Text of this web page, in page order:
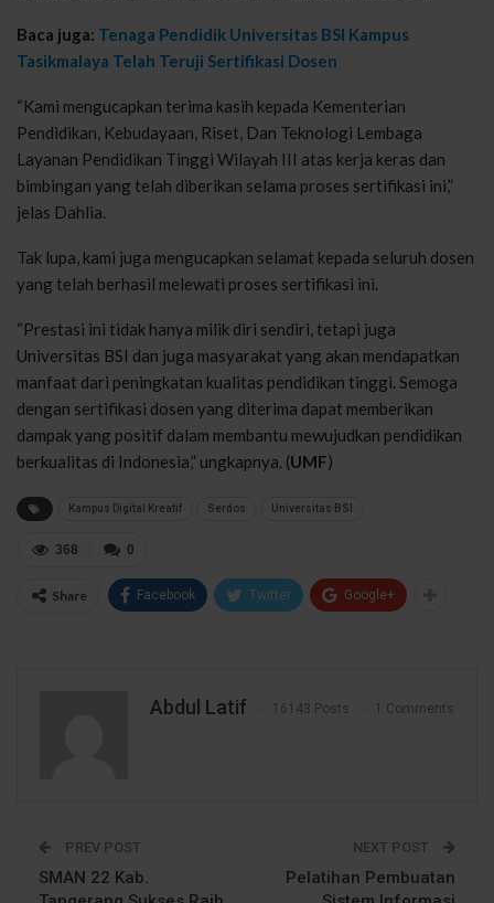
Baca juga: Tenaga Pendidik Universitas BSI Kampus
Tasikmalaya Telah Teruji Sertifikasi Dosen
“Kami mengucapkan terima kasih kepada Kementerian
Pendidikan, Kebudayaan, Riset, Dan Teknologi Lembaga
Layanan Pendidikan Tinggi Wilayah III atas kerja keras dan
bimbingan yang telah diberikan selama proses sertifikasi ini,”
jelas Dahlia.
Tak lupa, kami juga mengucapkan selamat kepada seluruh dosen
yang telah berhasil melewati proses sertifikasi ini.
“Prestasi ini tidak hanya milik diri sendiri, tetapi juga
Universitas BSI dan juga masyarakat yang akan mendapatkan
manfaat dari peningkatan kualitas pendidikan tinggi. Semoga
dengan sertifikasi dosen yang diterima dapat memberikan
dampak yang positif dalam membantu mewujudkan pendidikan
berkualitas di Indonesia,” ungkapnya. (UMF)
Kampus Digital Kreatif Serdos Universitas BSI
0
368
Share Facebook Twitter Google+
Abdul Latif 16143 Posts 1 Comments
PREV POST
SMAN 22 Kab.
NEXT POST
Pelatihan Pembuatan